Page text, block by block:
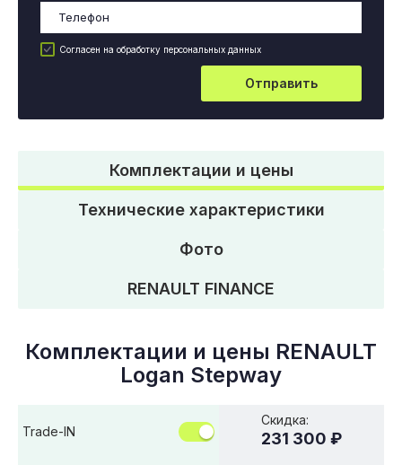
Согласен на обработку персональных данных
Отправить
Комплектации и цены
Технические характеристики
Фото
RENAULT FINANCE
Комплектации и цены RENAULT
Logan Stepway
Trade-IN
Скидка:
231 300 ₽